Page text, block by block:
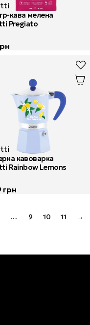
кава мелена
Pregiato
кавоварка
Rainbow Lemons
грн
… 9 10 11 →